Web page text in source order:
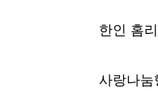
한인 홈
사랑나눔